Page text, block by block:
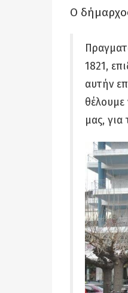
Ο
1821,
αυτήν
θέλουμε
μας,